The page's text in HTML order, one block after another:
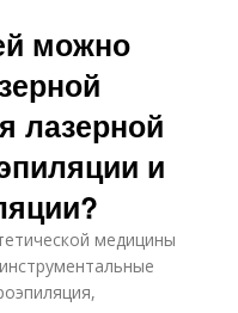
можно
лазерной
и
медицины